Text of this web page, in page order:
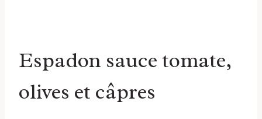
Espadon sauce tomate,
olives et câpres